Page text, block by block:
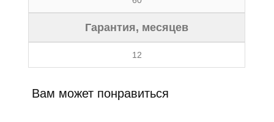
Гарантия, месяцев
12
Вам может понравиться